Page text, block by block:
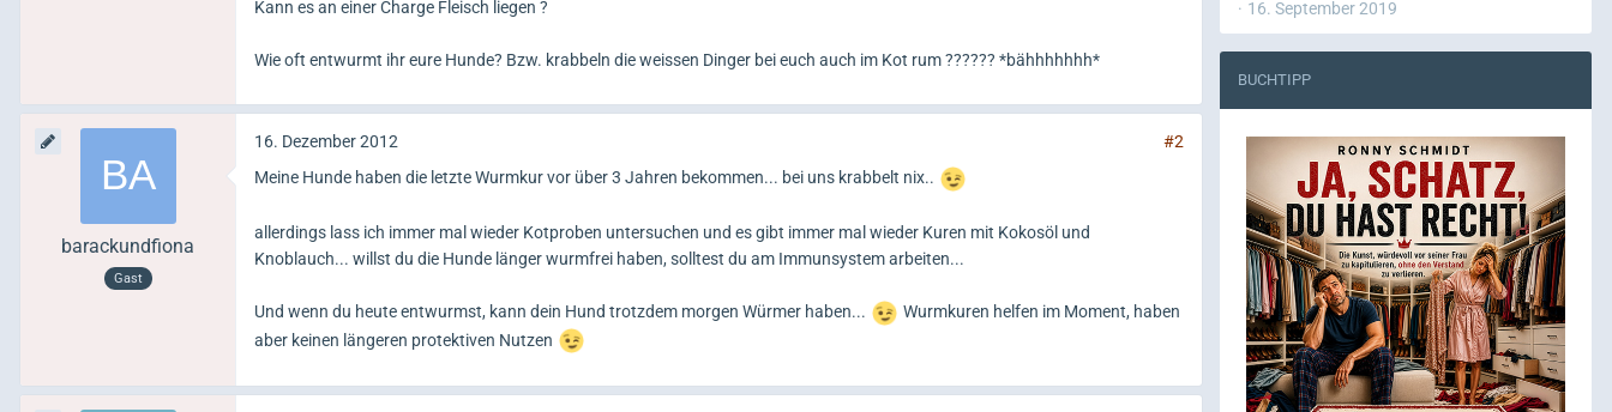
Kann es an einer Charge Fleisch liegen ?
Wie oft entwurmt ihr eure Hunde? Bzw. krabbeln die weissen Dinger bei euch auch im Kot rum ?????? *bähhhhhhh*
barackundfiona
Gast
16. Dezember 2012
#2
Meine Hunde haben die letzte Wurmkur vor über 3 Jahren bekommen... bei uns krabbelt nix..
allerdings lass ich immer mal wieder Kotproben untersuchen und es gibt immer mal wieder Kuren mit Kokosöl und
Knoblauch... willst du die Hunde länger wurmfrei haben, solltest du am Immunsystem arbeiten...
Und wenn du heute entwurmst, kann dein Hund trotzdem morgen Würmer haben...
Wurmkuren helfen im Moment, haben
aber keinen längeren protektiven Nutzen
16. September 2019
BUCHTIPP